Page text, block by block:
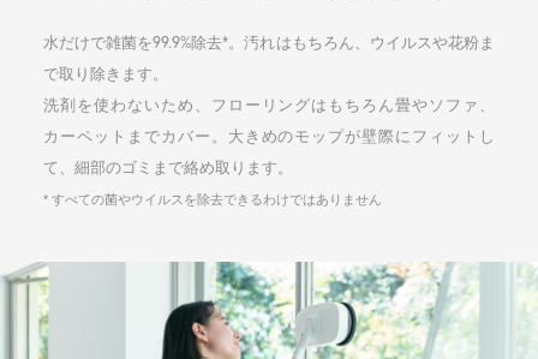
水だけで雑菌を99.9%除去*。汚れはもちろん、ウイルスや花粉ま
で取り除きます。
洗剤を使わないため、フローリングはもちろん畳やソファ、
カーペットまでカバー。 大きめのモップが壁際にフィットし
て、細部のゴミまで絡め取ります。
* すべての菌やウイルスを除去できるわけではありません